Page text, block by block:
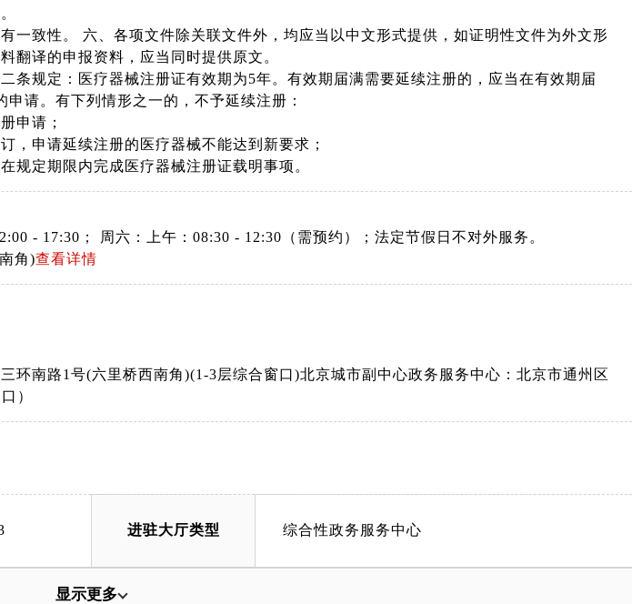
一致性。 六、各项文件除关联文件外，均应当以中文形式提供，如证明性文件为外文形
翻译的申报资料，应当同时提供原文。
条规定：医疗器械注册证有效期为5年。有效期届满需要延续注册的，应当在有效期届
请。有下列情形之一的，不予延续注册：
申请；
申请延续注册的医疗器械不能达到新要求；
定期限内完成医疗器械注册证载明事项。
- 17:30； 周六：上午：08:30 - 12:30（需预约）；法定节假日不对外服务。
角)查看详情
环南路1号(六里桥西南角)(1-3层综合窗口)北京城市副中心政务服务中心：北京市通州区
）
进驻大厅类型 综合性政务服务中心
显示更多